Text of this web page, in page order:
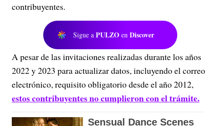
contribuyentes.
Sigue a PULZO en Discover
A pesar de las invitaciones realizadas durante los años
2022 y 2023 para actualizar datos, incluyendo el correo
electrónico, requisito obligatorio desde el año 2012,
estos contribuyentes no cumplieron con el trámite.